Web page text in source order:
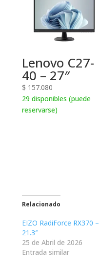
Lenovo C27-
40 – 27″
$ 157.080
29 disponibles (puede
reservarse)
Relacionado
EIZO RadiForce RX370 –
21.3″
25 de Abril de 2026
Entrada similar